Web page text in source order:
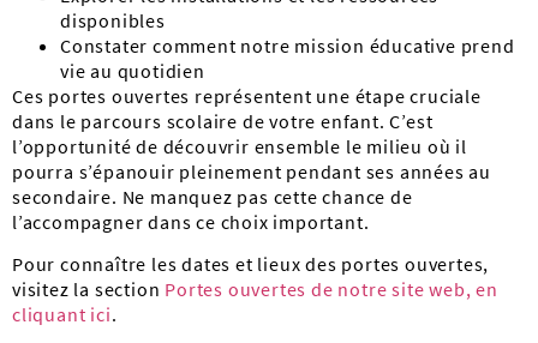
disponibles
Constater comment notre mission éducative prend
vie au quotidien
Ces portes ouvertes représentent une étape cruciale
dans le parcours scolaire de votre enfant. C’est
l’opportunité de découvrir ensemble le milieu où il
pourra s’épanouir pleinement pendant ses années au
secondaire. Ne manquez pas cette chance de
l’accompagner dans ce choix important.
Pour connaître les dates et lieux des portes ouvertes,
visitez la section Portes ouvertes de notre site web, en
cliquant ici.